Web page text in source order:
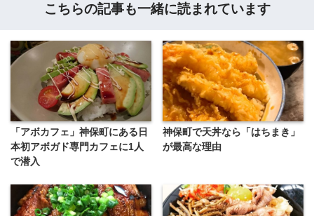
こちらの記事も一緒に読まれています
「アボカフェ」神保町にある日
本初アボガド専門カフェに1人
で潜入
神保町で天丼なら「はちまき」
が最高な理由